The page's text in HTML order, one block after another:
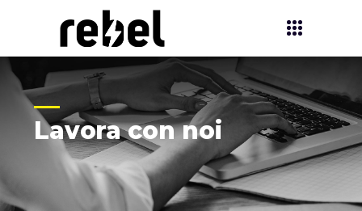
Lavora con noi